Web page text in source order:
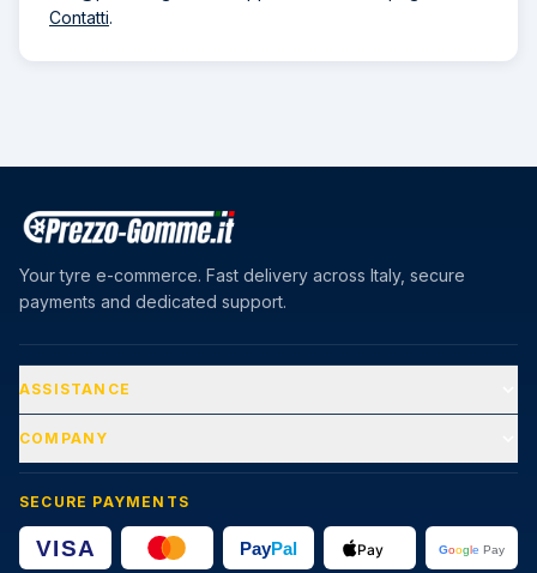
Contatti.
Your tyre e-commerce. Fast delivery across Italy, secure
payments and dedicated support.
ASSISTANCE
COMPANY
SECURE PAYMENTS